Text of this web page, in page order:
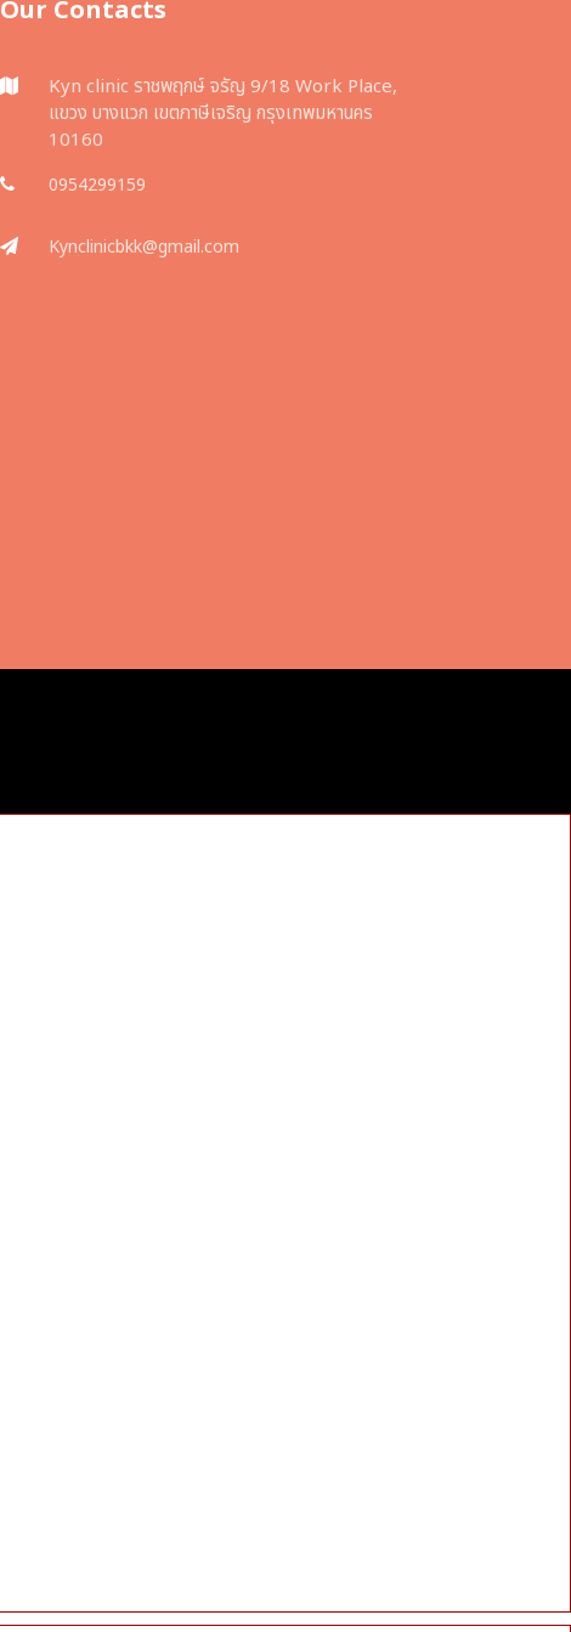
Our Contacts
Kyn clinic ราชพฤกษ์ จรัญ 9/18 Work Place,
แขวง บางแวก เขตภาษีเจริญ กรุงเทพมหานคร
10160
0954299159
Kynclinicbkk@gmail.com